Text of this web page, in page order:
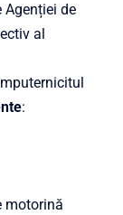
Agenției de
al
:
motorină